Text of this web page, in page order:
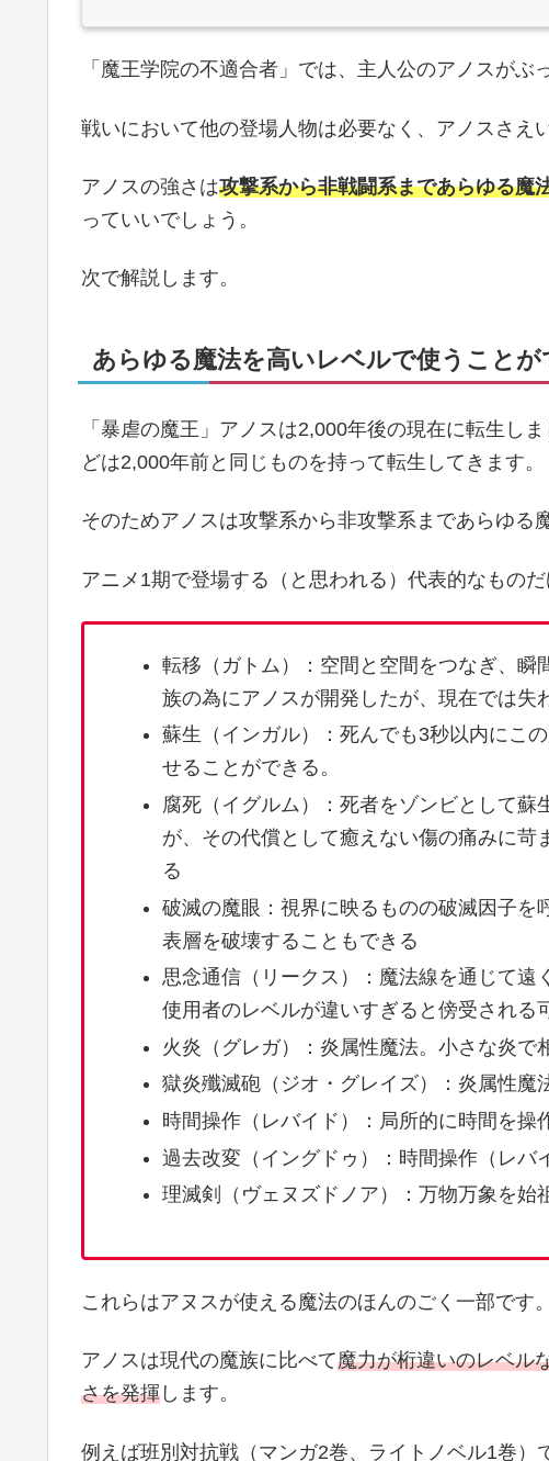
「魔王学院の不適合者」では、主人公のアノスがぶ
戦いにおいて他の登場人物は必要なく、アノスさえ
アノスの強さは攻撃系から非戦闘系まであらゆる魔
っていいでしょう。
次で解説します。
あらゆる魔法を高いレベルで使うことが
「暴虐の魔王」アノスは2,000年後の現在に転生し
どは2,000年前と同じものを持って転生してきます。
そのためアノスは攻撃系から非攻撃系まであらゆる
アニメ1期で登場する（と思われる）代表的なものだ
転移（ガトム）：空間と空間をつなぎ、
族の為にアノスが開発したが、現在では失
蘇生（インガル）：死んでも3秒以内にこ
せることができる。
腐死（イグルム）：死者をゾンビとして蘇
が、その代償として癒えない傷の痛みに
る
破滅の魔眼：視界に映るものの破滅因子を
表層を破壊することもできる
思念通信（リークス）：魔法線を通じて遠
使用者のレベルが違いすぎると傍受される
火炎（グレガ）：炎属性魔法。小さな炎で
獄炎殲滅砲（ジオ・グレイズ）：炎属性魔
時間操作（レバイド）：局所的に時間を操
過去改変（イングドゥ）：時間操作（レバ
理滅剣（ヴェヌズドノア）：万物万象を始
これらはアヌスが使える魔法のほんのごく一部です。
アノスは現代の魔族に比べて魔力が桁違いのレベル
さを発揮 します。
例えば班別対抗戦（マンガ2巻、ライトノベル1巻）